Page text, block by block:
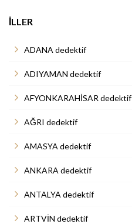
İLLER
ADANA dedektif
ADIYAMAN dedektif
AFYONKARAHİSAR dedektif
AĞRI dedektif
AMASYA dedektif
ANKARA dedektif
ANTALYA dedektif
ARTVİN dedektif